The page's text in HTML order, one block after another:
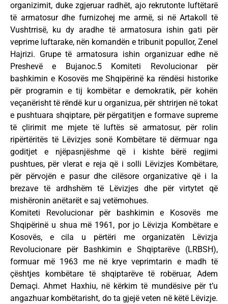
organizimit, duke zgjeruar radhët, ajo rekrutonte luftëtarë
të armatosur dhe furnizohej me armë, si në Artakoll të
Vushtrrisë, ku dy aradhe të armatosura ishin gati për
veprime luftarake, nën komandën e tribunit popullor, Zenel
Hajrizi. Grupe të armatosura ishin organizuar edhe në
Preshevë e Bujanoc.5 Komiteti Revolucionar për
bashkimin e Kosovës me Shqipërinë ka rëndësi historike
për programin e tij kombëtar e demokratik, për kohën
veçanërisht të rëndë kur u organizua, për shtrirjen në tokat
e pushtuara shqiptare, për përgatitjen e formave supreme
të çlirimit me mjete të luftës së armatosur, për rolin
ripërtëritës të Lëvizjes sonë Kombëtare të dërmuar nga
goditjet e njëpasnjëshme që i kishte bërë regjimi
pushtues, për vlerat e reja që i solli Lëvizjes Kombëtare,
për përvojën e pasur dhe cilësore organizative që i la
brezave të ardhshëm të Lëvizjes dhe për virtytet që
mishëronin anëtarët e saj vetëmohues.
Komiteti Revolucionar për bashkimin e Kosovës me
Shqipërinë u shua më 1961, por jo Lëvizja Kombëtare e
Kosovës, e cila u përtëri me organizatën Lëvizja
Revolucionare për Bashkimin e Shqiptarëve (LRBSH),
formuar më 1963 me në krye veprimtarin e madh të
çështjes kombëtare të shqiptarëve të robëruar, Adem
Demaçi. Ahmet Haxhiu, në kërkim të mundësive për t’u
angazhuar kombëtarisht, do ta gjejë veten në këtë Lëvizje.